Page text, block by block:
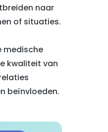
naar
of situaties.
medische
kwaliteit van
beïnvloeden.